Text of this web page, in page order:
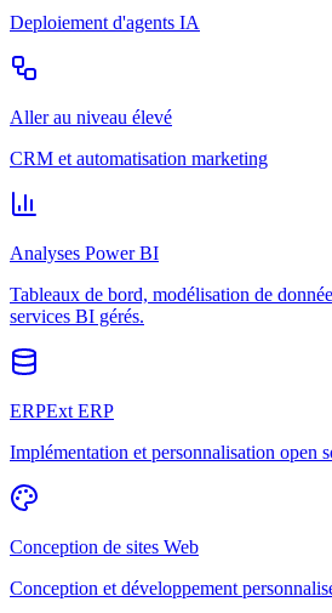
Deploiement d'agents IA
Aller au niveau élevé
CRM et automatisation marketing
Analyses Power BI
Tableaux de bord, modélisation de
services BI gérés.
ERPExt ERP
Implémentation et personnalisation open
Conception de sites Web
Conception et développement